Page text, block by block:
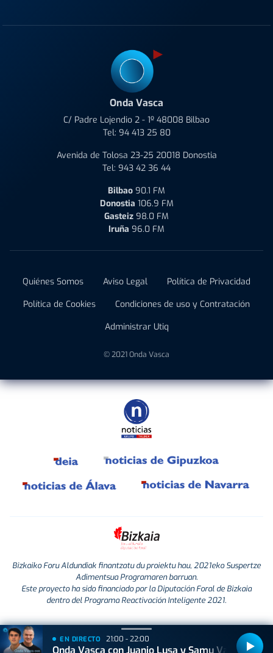
Onda Vasca
C/ Padre Lojendio 2 - 1º 48008 Bilbao
Tel: 94 413 25 80
Avenida de Tolosa 23-25 20018 Donostia
Tel: 943 42 36 44
Bilbao 90.1 FM
Donostia 106.9 FM
Gasteiz 98.0 FM
Iruña 96.0 FM
Quiénes Somos Aviso Legal
Política de Privacidad
Política de Cookies
Condiciones de uso y Contratación
Administrar Utiq
© 2021 Onda Vasca
Bizkaiko Foru Aldundiak finantzatu du proiektu hau, 2021eko Suspertze
Adimentsua Programaren barruan.
Este proyecto ha sido financiado por la Diputación Foral de Bizkaia
dentro del Programa Reactivación Inteligente 2021.
EN DIRECTO 21:00 - 22:00
Onda Vasca con Juanjo Lusa y Samu Valcárcel